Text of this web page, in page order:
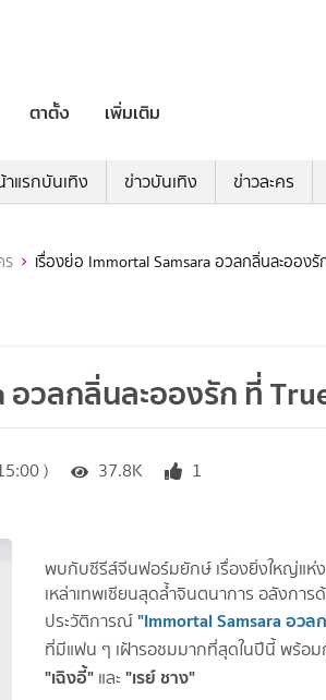
ตาตั้ง เพิ่มเติม
าแรกบันเทิง ข่าวบันเทิง ข่าวละคร
ร เรื่องย่อ Immortal Samsara อวลกลิ่นละออง
อวลกลิ่นละอองรัก ที่
) 37.8K 1
พบกับซีรีส์จีนฟอร์มยักษ์ เรื่องยิ่งใหญ่แห่
เหล่าเทพเซียนสุดล้ำจินตนาการ อลังกา
ประวัติการณ์"Immortal Samsara อว
ที่มีแฟน ๆ เฝ้ารอชมมากที่สุดในปีนี้ พร้อ
"เฉิงอี้" และ "เรย์ ชาง"